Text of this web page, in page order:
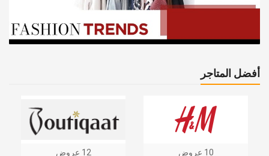
أفضل المتاجر
12 عروض 10 عروض